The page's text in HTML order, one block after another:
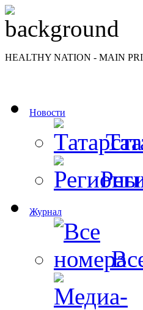
HEALTHY NATION - MAIN
Новости
Журнал